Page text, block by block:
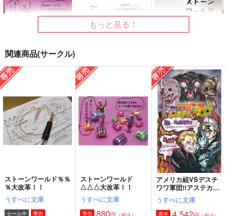
ストーンワールド
うすべに文庫
880円（税込）
コクヨウ
サンプル
グラサン
315 円（税込）
オールキャラ
サンプル
ストーンワールド○○○
大改革！！
うすべに文庫
787円（税込）
Dr.XENO
サンプル
作品詳細
もっと見る！
関連商品(サークル)
ストーンワールド％％
％大改革！！
うすべに文庫
セール中 専売
ストーンワールド
△△△大改革！！
うすべに文庫
専売 880円
アメリカ組VSデスチ
ワワ軍団!!アステカの
神の使者前編
うすべに文庫
専売